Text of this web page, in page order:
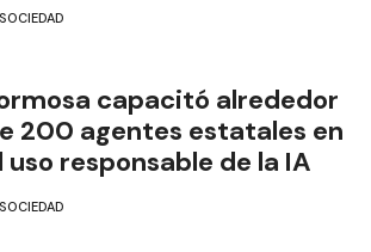
SOCIEDAD
capacitó alrededor
200 agentes estatales en
uso responsable de la IA
SOCIEDAD